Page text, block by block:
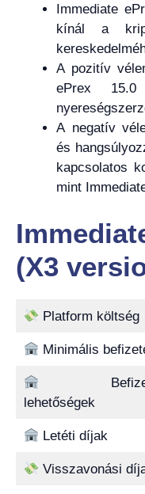
Immediate
kínál a
A pozitív
ePrex 15.0
A negatív
és
kapcsolatos
mint
(X3
Platform költség
Minimális
lehetőségek
Letéti díjak
Visszavonási